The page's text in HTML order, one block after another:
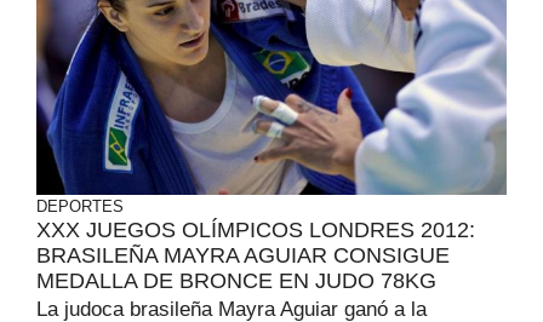
DEPORTES
XXX JUEGOS OLÍMPICOS LONDRES 2012:
BRASILEÑA MAYRA AGUIAR CONSIGUE
MEDALLA DE BRONCE EN JUDO 78KG
La judoca brasileña Mayra Aguiar ganó a la